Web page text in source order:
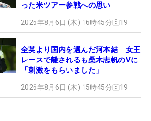
った米ツアー参戦への思い
2026年8月6日 (木) 16時45分 19
全英より国内を選んだ河本結 女王
レースで離されるも桑木志帆のVに
「刺激をもらいました」
2026年8月6日 (木) 15時45分 19